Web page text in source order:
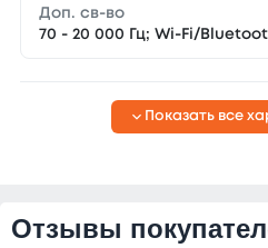
Доп. св-во
70 - 20 000 Гц; Wi-Fi/
Показать все
Отзывы